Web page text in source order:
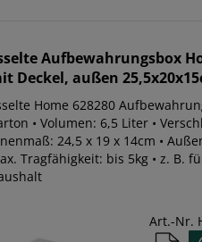
Aufbewahrungsbox
Deckel, außen
Home 628280
• Volumen: 6,5 Liter •
24,5 x 19 x 14cm •
Tragfähigkeit: bis 5kg • z. B.
Art.-Nr.